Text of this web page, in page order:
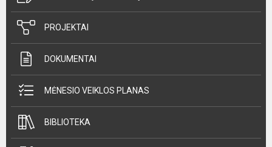
PROJEKTAI
DOKUMENTAI
MĖNESIO VEIKLOS PLANAS
BIBLIOTEKA